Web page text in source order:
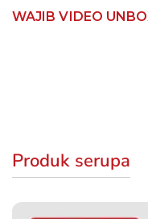
WAJIB VIDEO
Produk serupa